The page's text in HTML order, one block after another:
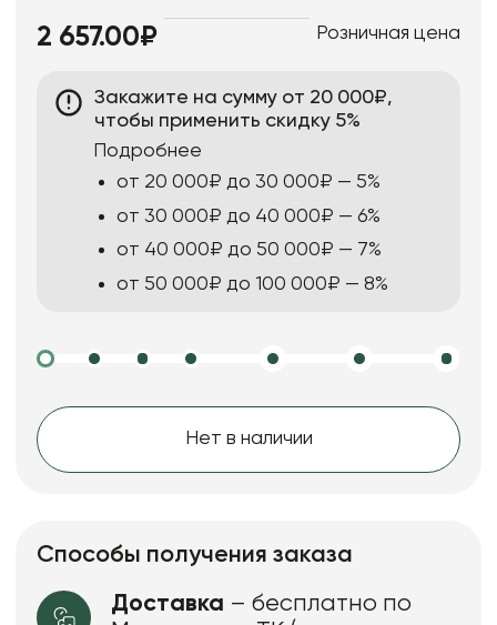
2 657.00₽ Розничная цена
Закажите на сумму от 20 000₽,
чтобы применить скидку 5%
Подробнее
от 20 000₽ до 30 000₽ — 5%
от 30 000₽ до 40 000₽ — 6%
от 40 000₽ до 50 000₽ — 7%
от 50 000₽ до 100 000₽ — 8%
Нет в наличии
Способы получения заказа
Доставка – бесплатно по